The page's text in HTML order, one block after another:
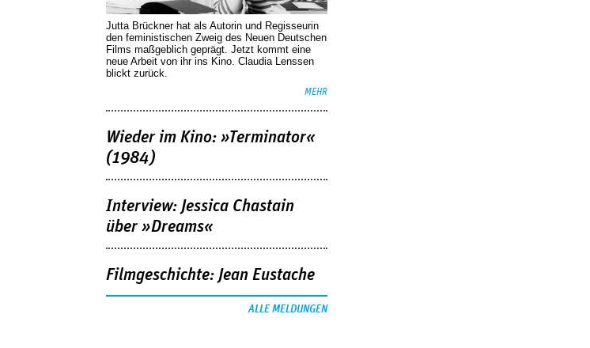
Jutta Brückner hat als Autorin und Regisseurin
den feministischen Zweig des Neuen Deutschen
Films maßgeblich geprägt. Jetzt kommt eine
neue Arbeit von ihr ins Kino. Claudia Lenssen
blickt zurück.
MEHR
Wieder im Kino: »Terminator«
(1984)
Interview: Jessica Chastain
über »Dreams«
Filmgeschichte: Jean Eustache
ALLE MELDUNGEN